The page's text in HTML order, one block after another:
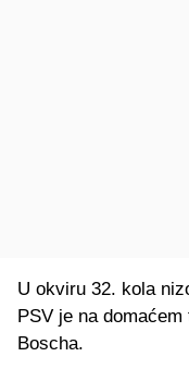
U okviru 32. kola
PSV je na
Boscha.